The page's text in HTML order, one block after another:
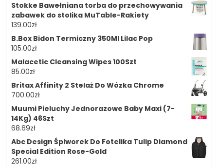
Stokke Bawełniana torba do przechowywania
zabawek do stolika MuTable-Rakiety
139.00zł
B.Box Bidon Termiczny 350Ml Lilac Pop
105.00zł
Malacetic Cleansing Wipes 100Szt
85.00zł
Britax Affinity 2 Stelaż Do Wózka Chrome
700.00zł
Muumi Pieluchy Jednorazowe Baby Maxi (7-
14Kg) 46Szt
68.69zł
Abc Design Śpiworek Do Fotelika Tulip Diamond
Special Edition Rose-Gold
261.00zł